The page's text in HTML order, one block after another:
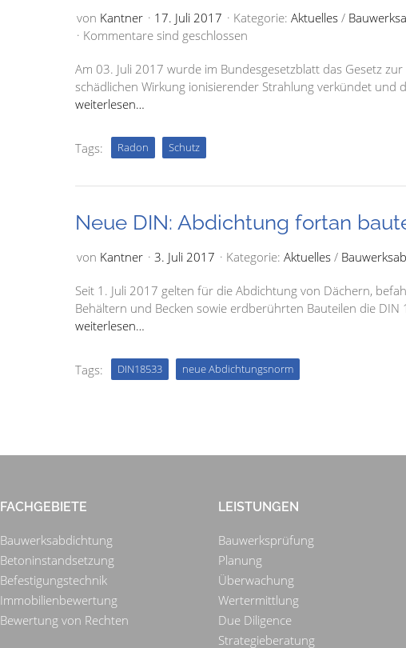
von Kantner 17. Juli 2017 Kategorie: Aktuelles/
Kommentare sind geschlossen
Am 03. Juli 2017 wurde im Bundesgesetzblatt das Gesetz
schädlichen Wirkung ionisierender Strahlung verkündet und
weiterlesen…
Tags: Radon Schutz
Neue DIN: Abdichtung fortan
von Kantner 3. Juli 2017 Kategorie: Aktuelles/
Seit 1. Juli 2017 gelten für die Abdichtung von Dächern,
Behältern und Becken sowie erdberührten Bauteilen die
weiterlesen…
Tags: DIN18533 neue Abdichtungsnorm
FACHGEBIETE
Bauwerksabdichtung
Betoninstandsetzung
Befestigungstechnik
Immobilienbewertung
Bewertung von Rechten
LEISTUNGEN
Bauwerksprüfung
Planung
Überwachung
Wertermittlung
Due Diligence
Strategieberatung